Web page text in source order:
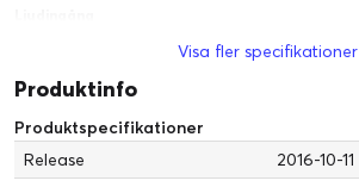
Mono
Rekommenderad
användning:
Bärbar elektronik
Visa fler specifikationer
Produktinfo
Produktspecifikationer
Release
2016-10-11